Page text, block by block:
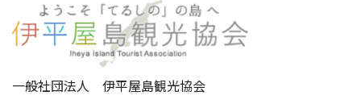
一般社団法人 伊平屋島観光協会